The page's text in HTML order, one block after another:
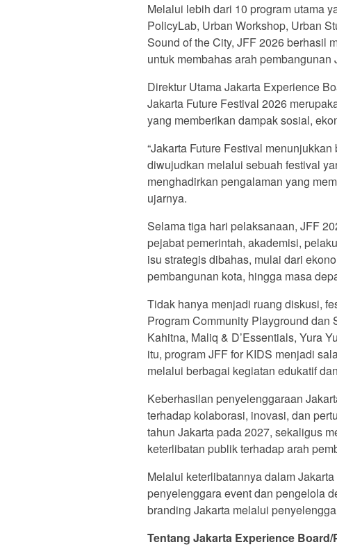
Melalui lebih dari 10 program utama
PolicyLab, Urban Workshop, Urban
Sound of the City, JFF 2026 berhasil
untuk membahas arah
Direktur Utama Jakarta Experience
Jakarta Future Festival 2026
yang memberikan dampak sosial,
“Jakarta Future Festival
diwujudkan melalui sebuah festival
menghadirkan pengalaman yang
ujarnya.
Selama tiga hari pelaksanaan, JFF
pejabat pemerintah, akademisi,
isu strategis dibahas, mulai dari
pembangunan kota, hingga masa
Tidak hanya menjadi ruang diskusi,
Program Community Playground
Kahitna, Maliq & D’Essentials, Yura
itu, program JFF for KIDS menjadi
melalui berbagai kegiatan edukatif
Keberhasilan penyelenggaraan
terhadap kolaborasi, inovasi, dan
tahun Jakarta pada 2027, sekaligus
keterlibatan publik terhadap arah
Melalui keterlibatannya dalam
penyelenggara event dan pengelola
branding Jakarta melalui
Tentang Jakarta Experience